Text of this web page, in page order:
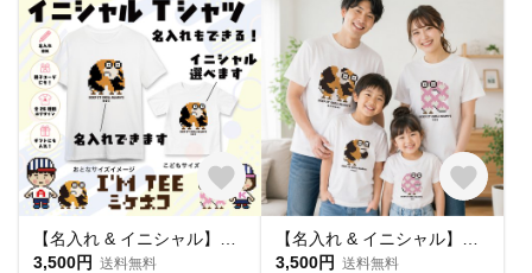
3,500円 送料無料
3,500円 送料無料